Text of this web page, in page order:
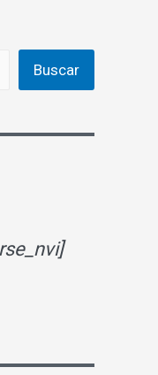
Buscar